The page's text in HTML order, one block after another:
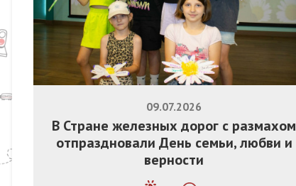
В Стране железных дорог с размахом
отпраздновали День семьи, любви и
верности
09.07.2026